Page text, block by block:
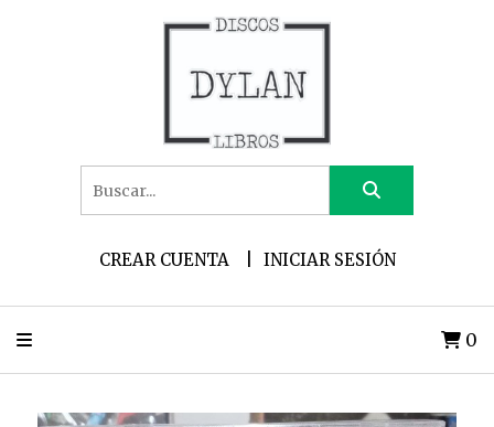
CREAR CUENTA INICIAR SESIÓN
0